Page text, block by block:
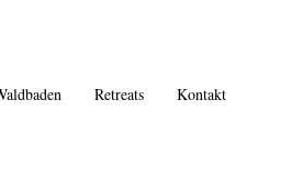
Retreats Kontakt